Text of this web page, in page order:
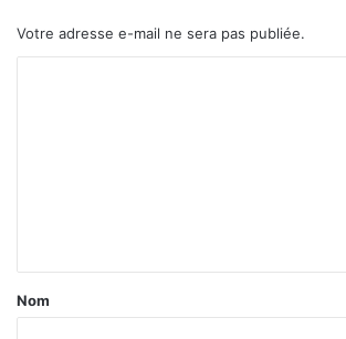
Votre adresse e-mail ne sera pas publiée.
Nom